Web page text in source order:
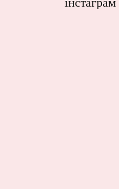
інстаграм